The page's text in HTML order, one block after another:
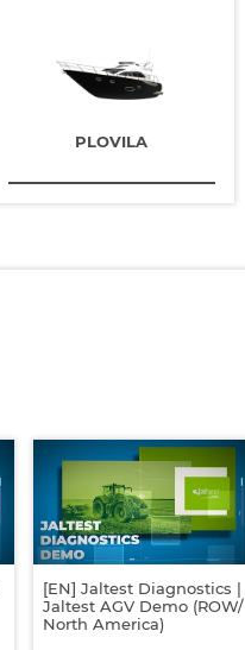
[EN] Jaltest Diagnostics |
Jaltest AGV Demo (ROW/
North America)